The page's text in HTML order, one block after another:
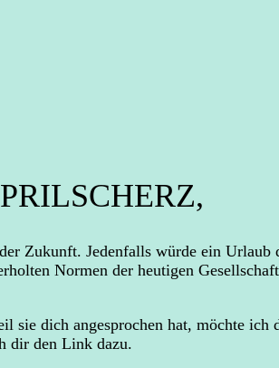
Zukunft. Jedenfalls würde ein Urlaub
Normen der heutigen
dich angesprochen hat, möchte
dir den Link dazu.